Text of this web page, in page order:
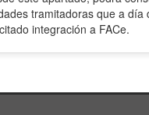
tramitadoras que a día
integración a FACe.